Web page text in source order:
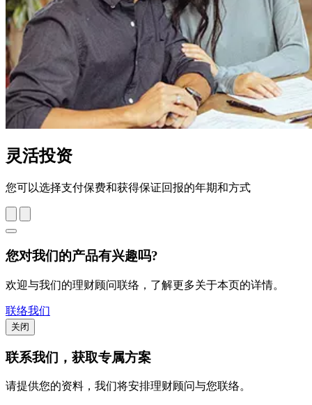
灵活投资
您可以选择支付保费和获得保证回报的年期和方式
您对我们的产品有兴趣吗?
欢迎与我们的理财顾问联络，了解更多关于本页的详情。
联络我们
关闭
联系我们 ，获取专属方案
请提供您的资料，我们将安排理财顾问与您联络。